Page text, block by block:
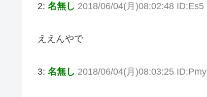
2: 名無し 2018/06/04(月)08:02:48 ID:Es5
ええんやで
3: 名無し 2018/06/04(月)08:03:25 ID:Pmy